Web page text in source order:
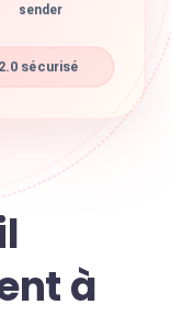
sender
sécurisé
à